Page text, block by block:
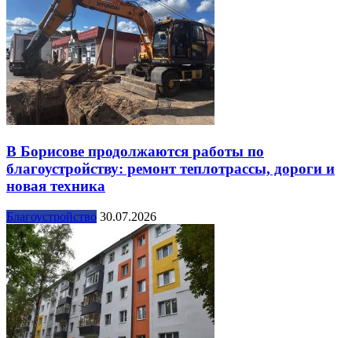
В Борисове продолжаются работы по
благоустройству: ремонт теплотрассы, дороги и
новая техника
Благоустройство 30.07.2026